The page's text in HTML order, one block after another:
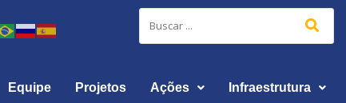
Equipe Projetos Ações Infraestrutura